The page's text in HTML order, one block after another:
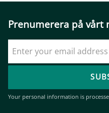
Prenumerera på vårt
Your personal information is